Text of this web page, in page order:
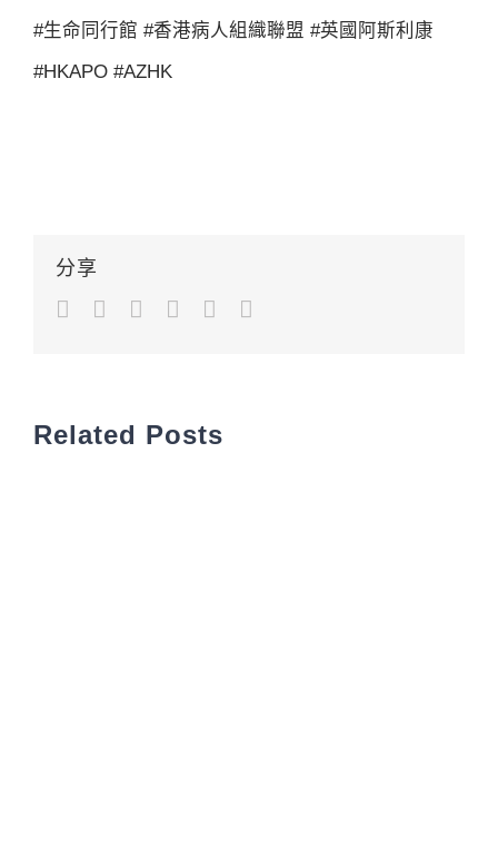
#生命同行館 #香港病人組織聯盟 #英國阿斯利康
#HKAPO #AZHK
分享
FacebookTwitterLinkedInGoogle+Pinterest
Related Posts